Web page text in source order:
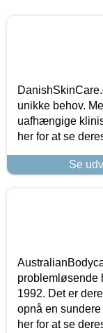
unikke behov.
uafhængige
her for at se
Se
problemløsende
1992. Det er
opnå en
her for at se